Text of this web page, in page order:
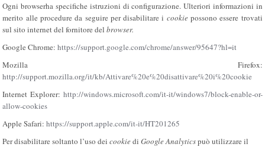
Ogni browserha specifiche istruzioni di configurazione. Ulteriori informazioni in
merito alle procedure da seguire per disabilitare i cookie possono essere trovati
sul sito internet del fornitore delbrowser.
Google Chrome:https://support.google.com/chrome/answer/95647?hl=it
Mozilla Firefox:
http://support.mozilla.org/it/kb/Attivare%20e%20disattivare%20i%20cookie
Internet Explorer: http://windows.microsoft.com/it-it/windows7/block-enable-or-
allow-cookies
Apple Safari:https://support.apple.com/it-it/HT201265
Per disabilitare soltanto l’uso deicookiediGoogle Analyticspuò utilizzare il